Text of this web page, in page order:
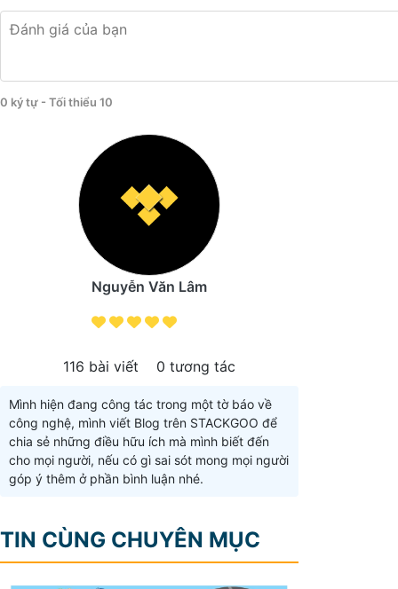
0 ký tự - Tối thiểu 10
Nguyễn Văn Lâm
116 bài viết 0 tương tác
Mình hiện đang công tác trong một tờ báo về
công nghệ, mình viết Blog trên STACKGOO để
chia sẻ những điều hữu ích mà mình biết đến
cho mọi người, nếu có gì sai sót mong mọi người
góp ý thêm ở phần bình luận nhé.
TIN CÙNG CHUYÊN MỤC